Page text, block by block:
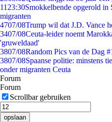
11 23:30Smokkelbende opgerold in
migranten
4707/08Trump wil dat J.D. Vance
3407/08Ceuta-leider noemt
'gruweldaad'
3807/08Random Pics van de Dag
3807/08Spaanse politie: minstens
onder migranten Ceuta
Forum
Forum
Scrollbar gebruiken
opslaan